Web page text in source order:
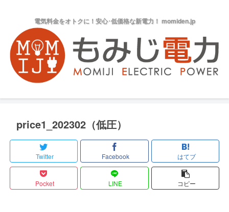
電気料金をオトクに！安心･低価格な新電力！ momiden.jp
price1_202302（低圧）
Twitter Facebook はてブ
Pocket LINE コピー